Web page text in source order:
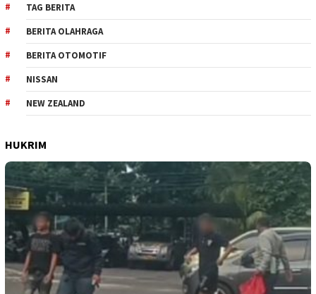
TAG BERITA
BERITA OLAHRAGA
BERITA OTOMOTIF
NISSAN
NEW ZEALAND
HUKRIM